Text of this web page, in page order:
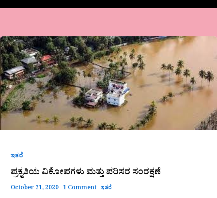
ಇತರೆ
ಪ್ರಕೃತಿಯ ವಿಕೋಪಗಳು ಮತ್ತು ಪರಿಸರ ಸಂರಕ್ಷಣೆ
October 21, 2020 1 Comment ಇತರೆ
ಪ್ರಕೃತಿಯ
ವಿಕೋಪಗಳು
ಮತ್ತು
ಪರಿಸರ
ಸಂರಕ್ಷಣೆ